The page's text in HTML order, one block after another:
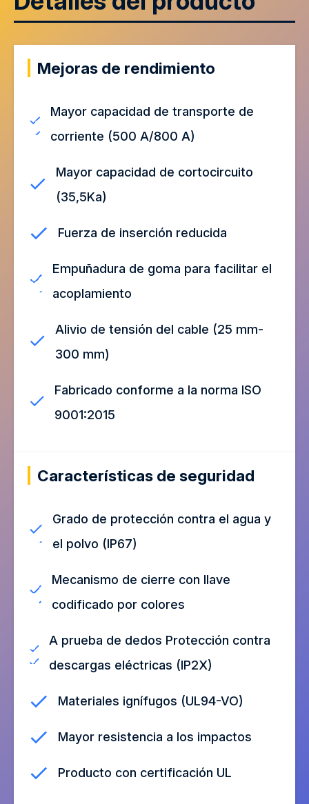
Mejoras de rendimiento
Mayor capacidad de transporte de
corriente (500 A/800 A)
Mayor capacidad de cortocircuito
(35,5Ka)
Fuerza de inserción reducida
Empuñadura de goma para facilitar el
acoplamiento
Alivio de tensión del cable (25 mm-
300 mm)
Fabricado conforme a la norma ISO
9001:2015
Características de seguridad
Grado de protección contra el agua y
el polvo (IP67)
Mecanismo de cierre con llave
codificado por colores
A prueba de dedos Protección contra
descargas eléctricas (IP2X)
Materiales ignífugos (UL94-VO)
Mayor resistencia a los impactos
Producto con certificación UL